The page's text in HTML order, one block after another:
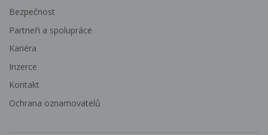
Bezpečnost
Partneři a spolupráce
Kariéra
Inzerce
Kontakt
Ochrana oznamovatelů